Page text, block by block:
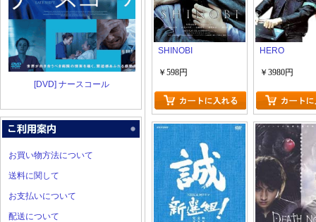
[DVD] ナースコール
お買い物方法について
送料に関して
お支払いについて
配送について
SHINOBI
￥598円
HERO
￥3980円